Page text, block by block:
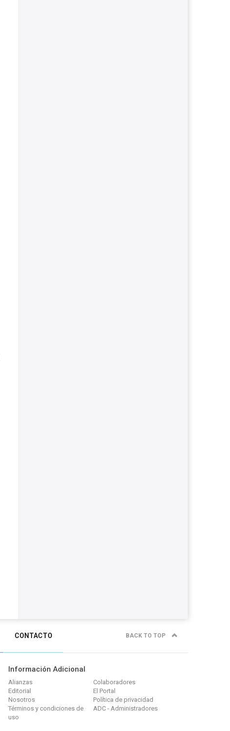
CONTACTO BACK TO TOP
Información Adicional
Alianzas
Colaboradores
Editorial
El Portal
Nosotros
Política de privacidad
Términos y condiciones de
uso
ADC - Administradores